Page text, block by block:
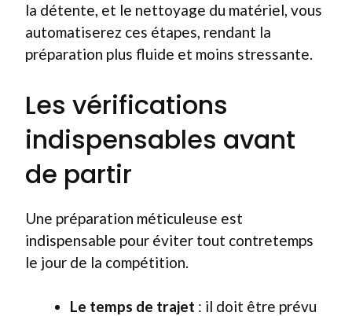
la détente, et le nettoyage du matériel, vous
automatiserez ces étapes, rendant la
préparation plus fluide et moins stressante.
Les vérifications
indispensables avant
de partir
Une préparation méticuleuse est
indispensable pour éviter tout contretemps
le jour de la compétition.
Le temps de trajet : il doit être prévu